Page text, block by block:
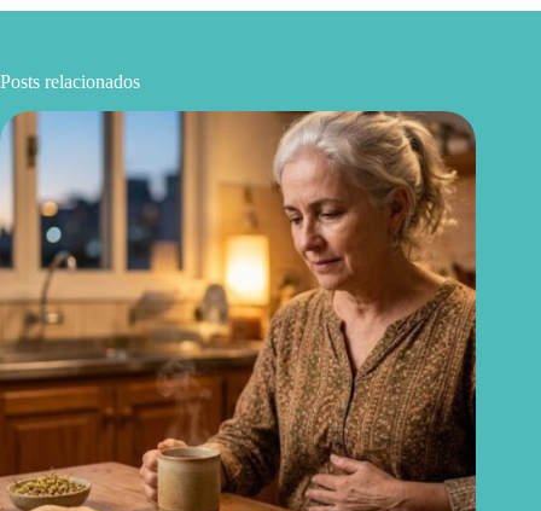
Posts relacionados